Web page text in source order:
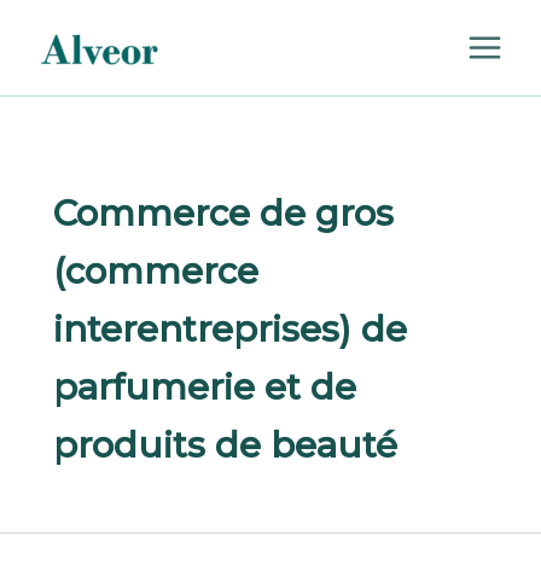
contenu
Commerce de gros
(commerce
interentreprises) de
parfumerie et de
produits de beauté